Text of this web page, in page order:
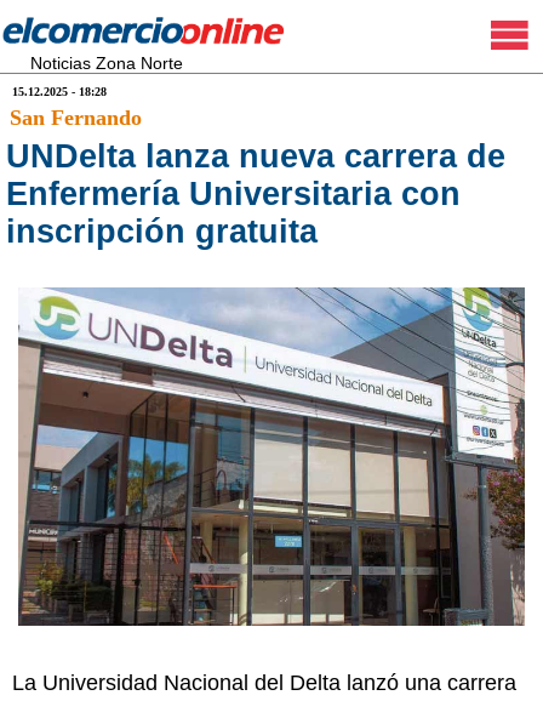
Noticias Zona Norte
15.12.2025 - 18:28
San Fernando
UNDelta lanza nueva carrera de
Enfermería Universitaria con
inscripción gratuita
La Universidad Nacional del Delta lanzó una carrera